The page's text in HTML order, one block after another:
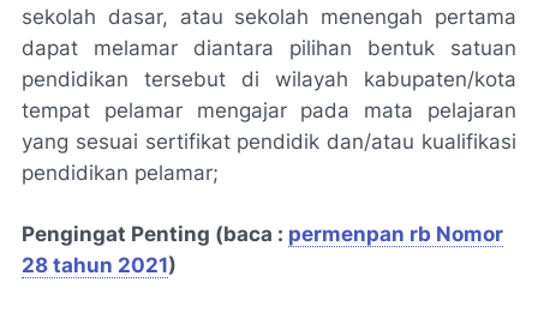
sekolah dasar, atau sekolah menengah pertama
dapat melamar diantara pilihan bentuk satuan
pendidikan tersebut di wilayah kabupaten/kota
tempat pelamar mengajar pada mata pelajaran
yang sesuai sertifikat pendidik dan/atau kualifikasi
pendidikan pelamar;
Pengingat Penting (baca : permenpan rb Nomor
28 tahun 2021)